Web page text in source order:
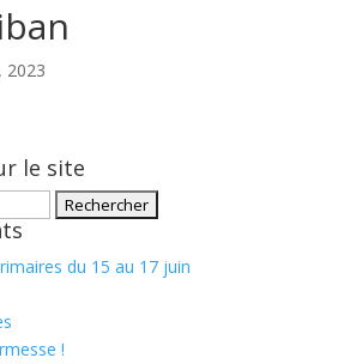
2023
le site
du 15 au 17 juin
!